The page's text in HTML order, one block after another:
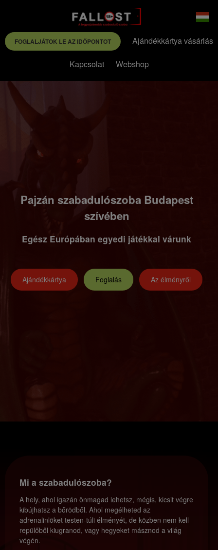
FOGLALJÁTOK LE AZ IDŐPONTOT Ajándékkártya vásárlás
Kapcsolat Webshop
Pajzán szabadulószoba Budapest
szívében
Egész Európában egyedi játékkal várunk
Ajándékkártya Foglalás Az élményről
Mi a szabadulószoba?
A hely, ahol igazán önmagad lehetsz, mégis, kicsit végre
kibújhatsz a bőrödből. Ahol megélheted az
adrenalinlöket testen-túli élményét, de közben nem kell
repülőből kiugranod, vagy hegyeket másznod a világ
végén.